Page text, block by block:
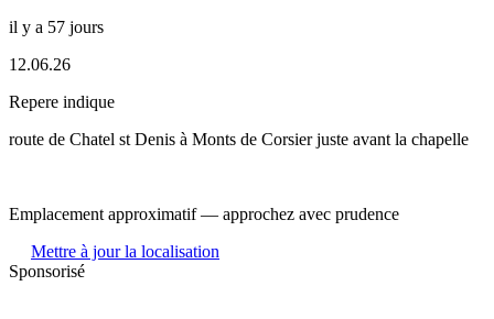
il y a 57 jours
12.06.26
Repere indique
route de Chatel st Denis à Monts de Corsier juste avant la chapelle
Emplacement approximatif — approchez avec prudence
Mettre à jour la localisation
Sponsorisé